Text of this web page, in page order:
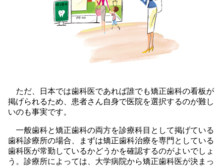
ただ、日本では歯科医であれば誰でも矯正歯科の看板が
掲げられるため、患者さん自身で医院を選択するのが難し
いのも事実です。
一般歯科と矯正歯科の両方を診療科目として掲げている
歯科診療所の場合、まずは矯正歯科治療を専門としている
歯科医が常勤しているかどうかを確認するのがよいでしょ
う。診療所によっては、大学病院から矯正歯科医が決まっ